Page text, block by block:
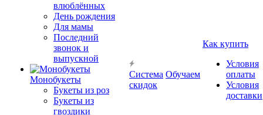
влюблённых
День рождения
Для мамы
Последний
звонок и
выпускной
Монобукеты
Букеты из роз
Букеты из
гвоздики
Система
скидок
Обучаем
Как купить
Условия
оплаты
Условия
доставки